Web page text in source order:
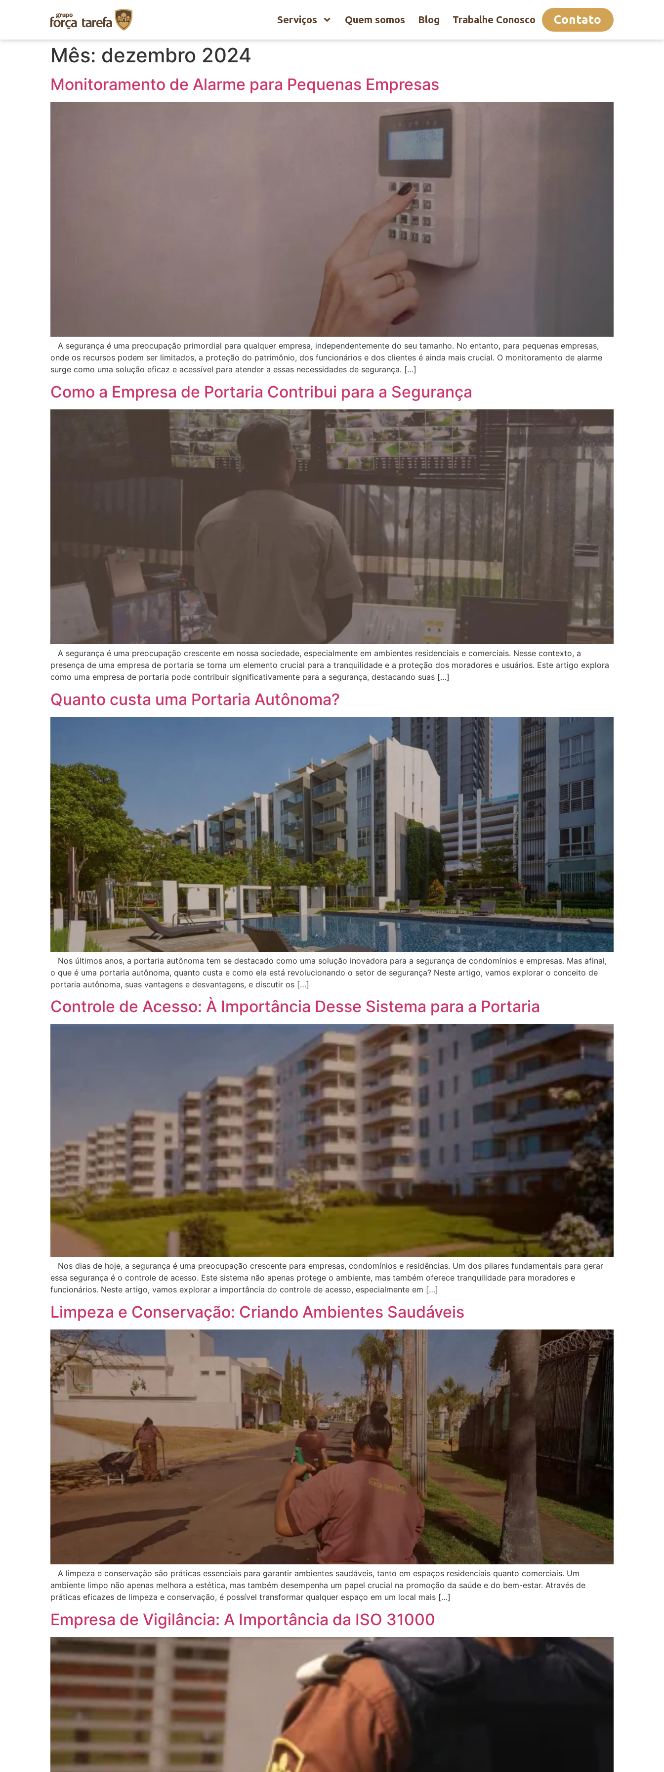
Serviços Quem somos Blog Trabalhe Conosco Contato
Mês: dezembro 2024
Monitoramento de Alarme para Pequenas Empresas
A segurança é uma preocupação primordial para qualquer empresa, independentemente do seu tamanho. No entanto, para pequenas empresas,
onde os recursos podem ser limitados, a proteção do patrimônio, dos funcionários e dos clientes é ainda mais crucial. O monitoramento de alarme
surge como uma solução eficaz e acessível para atender a essas necessidades de segurança. […]
Como a Empresa de Portaria Contribui para a Segurança
A segurança é uma preocupação crescente em nossa sociedade, especialmente em ambientes residenciais e comerciais. Nesse contexto, a
presença de uma empresa de portaria se torna um elemento crucial para a tranquilidade e a proteção dos moradores e usuários. Este artigo explora
como uma empresa de portaria pode contribuir significativamente para a segurança, destacando suas […]
Quanto custa uma Portaria Autônoma?
Nos últimos anos, a portaria autônoma tem se destacado como uma solução inovadora para a segurança de condomínios e empresas. Mas afinal,
o que é uma portaria autônoma, quanto custa e como ela está revolucionando o setor de segurança? Neste artigo, vamos explorar o conceito de
portaria autônoma, suas vantagens e desvantagens, e discutir os […]
Controle de Acesso: À Importância Desse Sistema para a Portaria
Nos dias de hoje, a segurança é uma preocupação crescente para empresas, condomínios e residências. Um dos pilares fundamentais para gerar
essa segurança é o controle de acesso. Este sistema não apenas protege o ambiente, mas também oferece tranquilidade para moradores e
funcionários. Neste artigo, vamos explorar a importância do controle de acesso, especialmente em […]
Limpeza e Conservação: Criando Ambientes Saudáveis
A limpeza e conservação são práticas essenciais para garantir ambientes saudáveis, tanto em espaços residenciais quanto comerciais. Um
ambiente limpo não apenas melhora a estética, mas também desempenha um papel crucial na promoção da saúde e do bem-estar. Através de
práticas eficazes de limpeza e conservação, é possível transformar qualquer espaço em um local mais […]
Empresa de Vigilância: A Importância da ISO 31000